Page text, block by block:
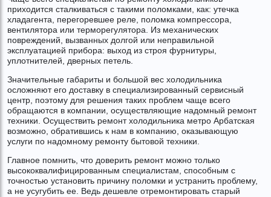
приходится сталкиваться с такими поломками, как: утечка
хладагента, перегоревшее реле, поломка компрессора,
вентилятора или терморегулятора. Из механических
повреждений, вызванных долгой или неправильной
эксплуатацией прибора: выход из строя фурнитуры,
уплотнителей, дверных петель.
Значительные габариты и большой вес холодильника
осложняют его доставку в специализированный сервисный
центр, поэтому для решения таких проблем чаще всего
обращаются в компании, осуществляющие надомный ремонт
техники. Осуществить ремонт холодильника метро Арбатская
возможно, обратившись к нам в компанию, оказывающую
услуги по надомному ремонту бытовой техники.
Главное помнить, что доверить ремонт можно только
высококвалифицированным специалистам, способным с
точностью установить причину поломки и устранить проблему,
а не усугубить ее. Ведь дешевле отремонтировать старый